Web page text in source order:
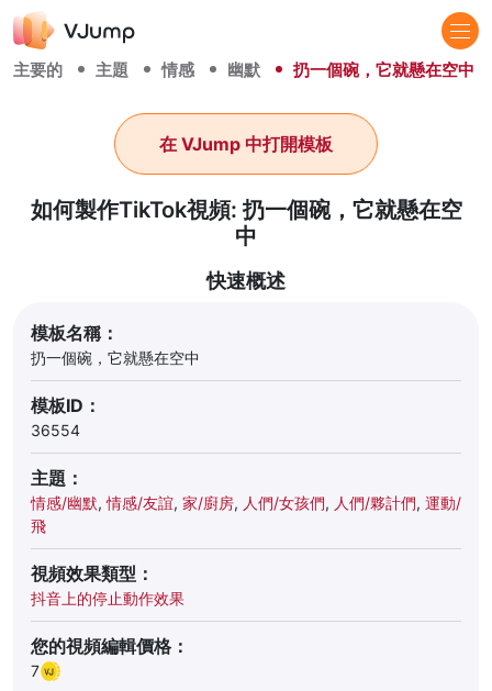
主要的 主題 情感 幽默 扔一個碗，它就懸在空中
如何製作TikTok視頻: 扔一個碗，它就懸在空
中
在 VJump 中打開模板
快速概述
模板名稱：
扔一個碗，它就懸在空中
模板ID：
36554
主題：
情感/幽默,情感/友誼, 家/廚房, 人們/女孩們, 人們/夥計們, 運動/
飛
視頻效果類型：
抖音上的停止動作效果
您的視頻編輯價格：
7